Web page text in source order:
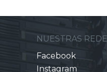
NUESTRAS
Facebook
Instagram